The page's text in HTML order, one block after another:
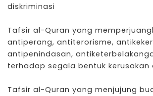
diskriminasi
Tafsir al-Quran yang
antiperang, antiterorisme,
antipenindasan,
terhadap segala bentuk kerusakan
Tafsir al-Quran yang menjujung